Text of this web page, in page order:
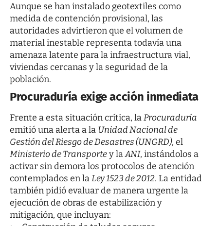
Aunque se han instalado geotextiles como
medida de contención provisional, las
autoridades advirtieron que el volumen de
material inestable representa todavía una
amenaza latente para la infraestructura vial,
viviendas cercanas y la seguridad de la
población.
Procuraduría exige acción inmediata
Frente a esta situación crítica, laProcuraduría
emitió una alerta a la Unidad Nacional de
Gestión del Riesgo de Desastres (UNGRD), el
Ministerio de Transportey laANI, instándolos a
activar sin demora los protocolos de atención
contemplados en laLey 1523 de 2012. La entidad
también pidió evaluar de manera urgente la
ejecución de obras de estabilización y
mitigación, que incluyan: